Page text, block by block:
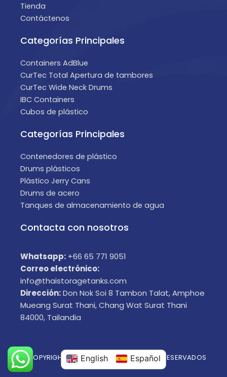
Tienda
Contáctenos
Categorías Principales
Containers AdBlue
CurTec Total Apertura de tambores
CurTec Wide Neck Drums
IBC Containers
Cubos de plástico
Categorías Principales
Contenedores de plástico
Drums plásticos
Plástico Jerry Cans
Drums de acero
Tanques de almacenamiento de agua
Contacta con nosotros
Whatsapp: +66 65 771 9051
Correo electrónico:
info@thaistoragetanks.com
Dirección:Don Nok Soi 8 Tambon Talat, Amphoe
Mueang Surat Thani, Chang Wat Surat Thani
84000, Tailandia
© COPYRIGHT 2025 TODOS LOS DERECHOS RESERVADOS
English Español